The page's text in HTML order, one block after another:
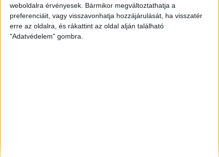
weboldalra érvényesek. Bármikor megváltoztathatja a
preferenciáit, vagy visszavonhatja hozzájárulását, ha visszatér
erre az oldalra, és rákattint az oldal alján található
"Adatvédelem" gombra.